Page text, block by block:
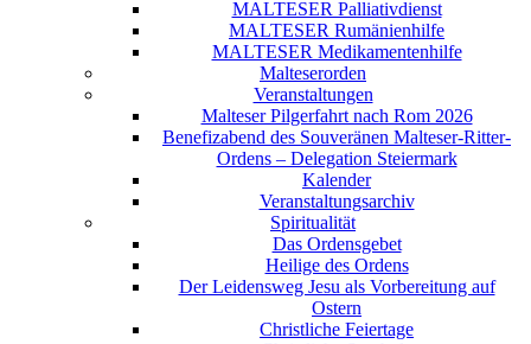
MALTESER Palliativdienst
MALTESER Rumänienhilfe
MALTESER Medikamentenhilfe
Malteserorden
Veranstaltungen
Malteser Pilgerfahrt nach Rom 2026
Benefizabend des Souveränen Malteser-Ritter-
Ordens – Delegation Steiermark
Kalender
Veranstaltungsarchiv
Spiritualität
Das Ordensgebet
Heilige des Ordens
Der Leidensweg Jesu als Vorbereitung auf
Ostern
Christliche Feiertage